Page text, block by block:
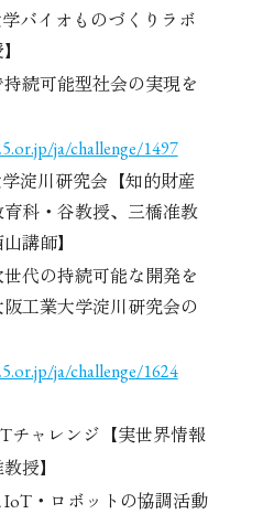
バイオものづくりラボ
続可能型社会の実現を
ja/challenge/1497
淀川研究会【知的財産
科・谷教授、三橋准教
講師】
代の持続可能な開発を
工業大学淀川研究会の
ja/challenge/1624
チャレンジ【実世界情報
授】
IoT・ロボットの協調活動